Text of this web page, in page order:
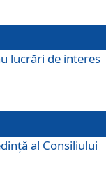
lucrări de interes
al Consiliului